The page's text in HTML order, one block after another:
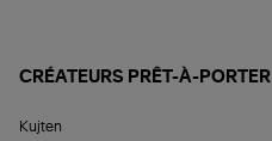
CRÉATEURS PRÊT-À-PORTER
Kujten